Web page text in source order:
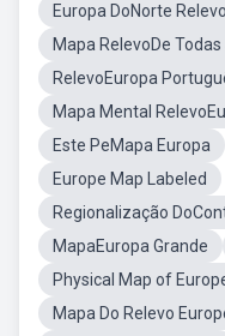
Europa DoNorte Relevo
Mapa RelevoDe
RelevoEuropa
Mapa Mental
Este PeMapa Europa
Europe Map Labeled
Regionalização
MapaEuropa Grande
Physical Map of
Mapa Do Relevo